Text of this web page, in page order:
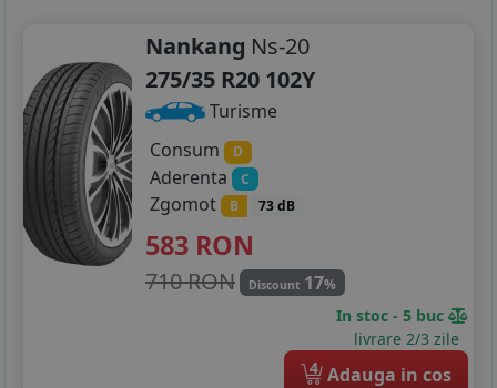
Nankang Ns-20
275/35 R20 102Y
Turisme
Consum
D
Aderenta C
Zgomot B 73 dB
583 RON
710 RON Discount 17%
In stoc - 5 buc
livrare 2/3 zile
4 Adauga in cos